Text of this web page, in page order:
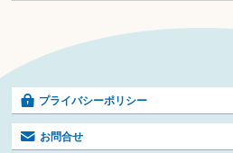
プライバシーポリシー
お問合せ